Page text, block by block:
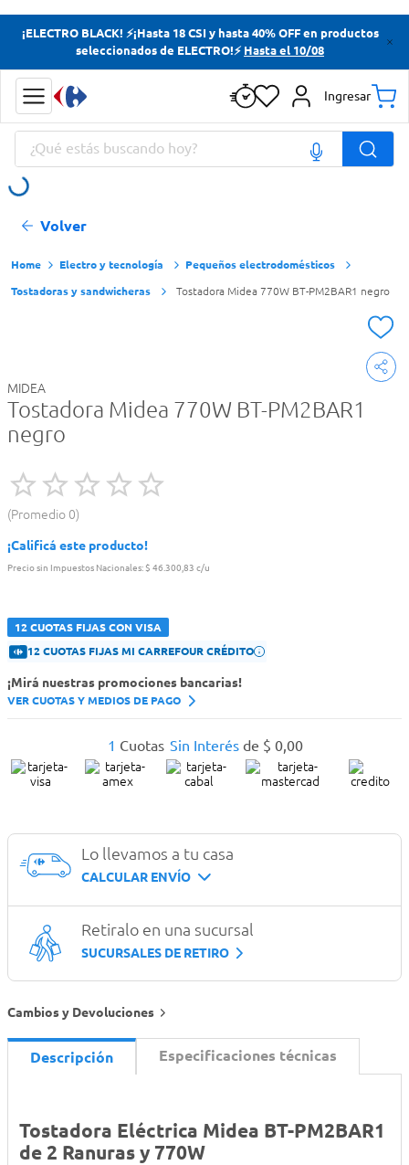
¡ELECTRO BLACK! ⚡¡Hasta 18 CSI y hasta 40% OFF en productos
seleccionados de ELECTRO!⚡ Hasta el 10/08
Ingresar
¿Qué estás buscando hoy?
Volver
Electro y tecnología
Pequeños electrodomésticos
Tostadoras y sandwicheras
Tostadora Midea 770W BT-PM2BAR1 negro
MIDEA
Tostadora Midea 770W BT-PM2BAR1
negro
Promedio 0
¡Calificá este producto!
Precio sin Impuestos Nacionales:$ 46.300,83 c/u
12 CUOTAS FIJAS CON VISA
12 CUOTAS FIJAS MI CARREFOUR CRÉDITO
¡Mirá nuestras promociones bancarias!
VER CUOTAS Y MEDIOS DE PAGO
1 Cuotas Sin Interés de $ 0,00
Lo llevamos a tu casa
CALCULAR ENVÍO
Retiralo en una sucursal
SUCURSALES DE RETIRO
Cambios y Devoluciones
Descripción Especificaciones técnicas
Tostadora Eléctrica Midea BT-PM2BAR1
de 2 Ranuras y 770W
Términos más buscados
Yerba
Cerveza
Doves
Términos más buscados
Cerveza
Doves
Jabon Tocador